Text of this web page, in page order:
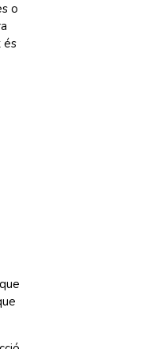
o
és